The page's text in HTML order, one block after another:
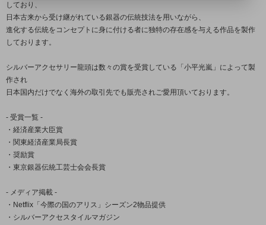
しており、
日本古来から受け継がれている銀器の伝統技法を用いながら、
進化する伝統をコンセプトに身に付ける者に独特の存在感を与える作品を製作
しております。
シルバーアクセサリー龍頭は数々の賞を受賞している「小平光嵐」によって製
作され
日本国内だけでなく海外の取引先でも販売されご愛用頂いております。
- 受賞一覧 -
・経済産業大臣賞
・関東経済産業局長賞
・奨励賞
・東京銀器伝統工芸士会会長賞
- メディア掲載 -
・Netflix「今際の国のアリス」シーズン2物品提供
・シルバーアクセスタイルマガジン